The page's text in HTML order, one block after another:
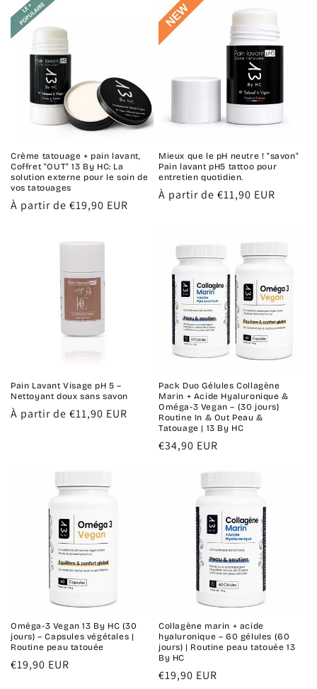
Crème tatouage + pain lavant,
Coffret "OUT" 13 By HC: La
solution externe pour le soin de
vos tatouages
Prix
À partir de €19,90 EUR
Mieux que le pH neutre ! "savon"
Pain lavant pH5 tattoo pour
entretien quotidien.
Prix
À partir de €11,90 EUR
Pain Lavant Visage pH 5 –
Nettoyant doux sans savon
Prix
À partir de €11,90 EUR
Pack Duo Gélules Collagène
Marin + Acide Hyaluronique &
Oméga-3 Vegan – (30 jours)
Routine In & Out Peau &
Tatouage | 13 By HC
Prix
€34,90 EUR
Oméga-3 Vegan 13 By HC (30
jours) – Capsules végétales |
Routine peau tatouée
Prix
€19,90 EUR
Collagène marin + acide
hyaluronique – 60 gélules (60
jours) | Routine peau tatouée 13
By HC
Prix
€19,90 EUR